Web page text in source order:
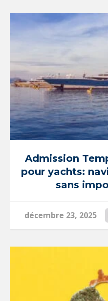
Admission
pour yachts:
sans
décembre 23, 2025